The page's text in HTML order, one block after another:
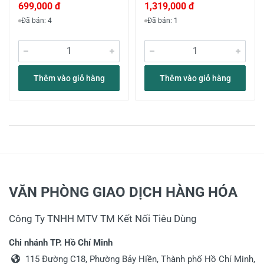
699,000 đ
Đã bán: 4
Thêm vào giỏ hàng
1,319,000 đ
Đã bán: 1
Thêm vào giỏ hàng
VĂN PHÒNG GIAO DỊCH HÀNG HÓA
Công Ty TNHH MTV TM Kết Nối Tiêu Dùng
Chi nhánh TP. Hồ Chí Minh
115 Đường C18, Phường Bảy Hiền, Thành phố Hồ Chí Minh,